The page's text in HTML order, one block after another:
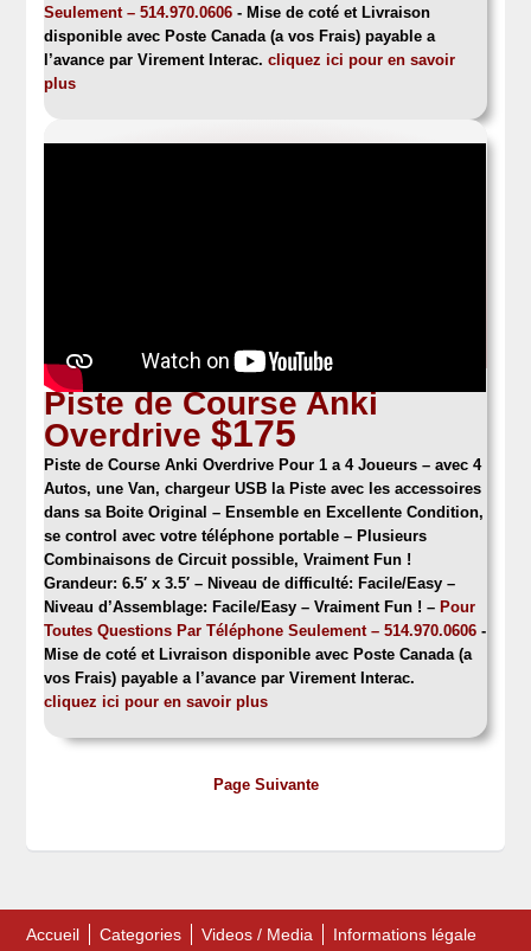
Seulement – 514.970.0606 - Mise de coté et Livraison
disponible avec Poste Canada (a vos Frais) payable a
l’avance par Virement Interac. cliquez ici pour en savoir
plus
Piste de Course Anki
Overdrive$175
Piste de Course Anki Overdrive Pour 1 a 4 Joueurs – avec 4
Autos, une Van, chargeur USB la Piste avec les accessoires
dans sa Boite Original – Ensemble en Excellente Condition,
se control avec votre téléphone portable – Plusieurs
Combinaisons de Circuit possible, Vraiment Fun !
Grandeur: 6.5′ x 3.5′ – Niveau de difficulté: Facile/Easy –
Niveau d’Assemblage: Facile/Easy – Vraiment Fun ! – Pour
Toutes Questions Par Téléphone Seulement – 514.970.0606 -
Mise de coté et Livraison disponible avec Poste Canada (a
vos Frais) payable a l’avance par Virement Interac.
cliquez ici pour en savoir plus
Page Suivante
Accueil Categories Videos / Media Informations légale